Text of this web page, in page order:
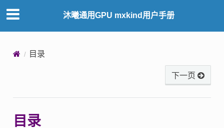
沐曦通用GPU mxkind用户手册
目录
下一页
目录